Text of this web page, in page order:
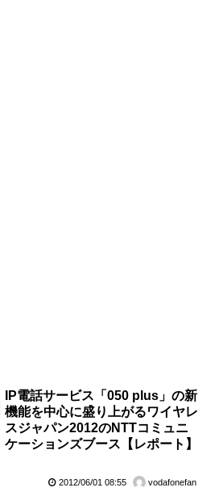
IP電話サービス「050 plus」の新
機能を中心に盛り上がるワイヤレ
スジャパン2012のNTTコミュニ
ケーションズブース【レポート】
2012/06/01 08:55 vodafonefan